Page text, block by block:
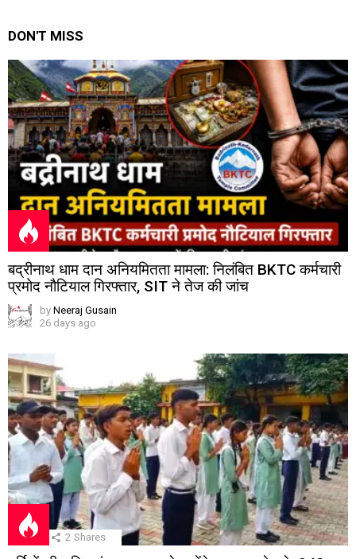
DON'T MISS
बद्रीनाथ धाम दान अनियमितता मामला: निलंबित BKTC कर्मचारी
प्रमोद नौटियाल गिरफ्तार, SIT ने तेज की जांच
by Neeraj Gusain
26 days ago
2 Shares